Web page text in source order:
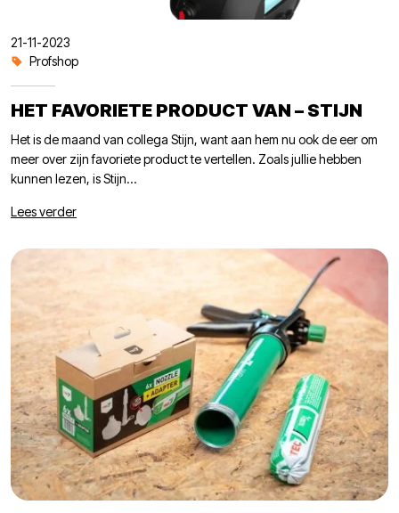
21-11-2023
Profshop
HET FAVORIETE PRODUCT VAN – STIJN
Het is de maand van collega Stijn, want aan hem nu ook de eer om
meer over zijn favoriete product te vertellen. Zoals jullie hebben
kunnen lezen, is Stijn...
Lees verder